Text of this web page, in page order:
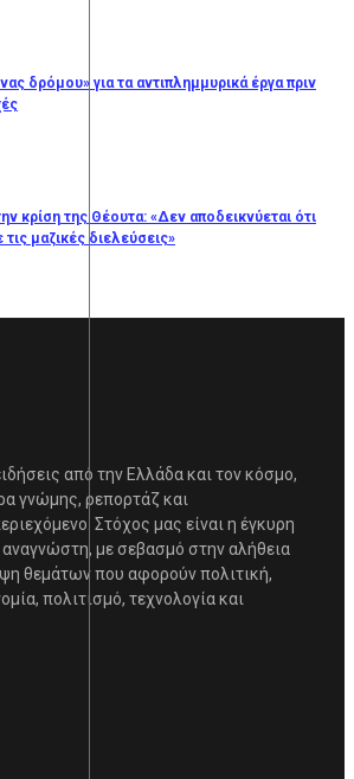
δρόμου» για τα αντιπλημμυρικά έργα πριν
κρίση της Θέουτα: «Δεν αποδεικνύεται ότι
μαζικές διελεύσεις»
από την Ελλάδα και τον κόσμο,
γνώμης, ρεπορτάζ και
Στόχος μας είναι η έγκυρη
με σεβασμό στην αλήθεια
θεμάτων που αφορούν πολιτική,
πολιτισμό, τεχνολογία και